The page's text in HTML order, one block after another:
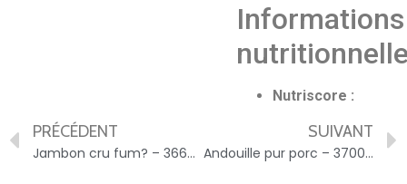
Informations
Nutriscore :
PRÉCÉDENT
Jambon cru fum? – 3660992013418
SUIVANT
Andouille pur porc – 3700212508369